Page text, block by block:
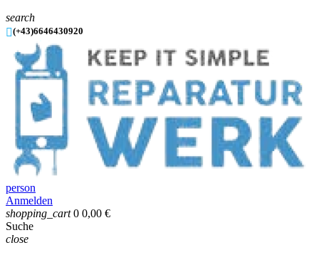
search
(+43)6646430920
person
Anmelden
shopping_cart 0 0,00 €
Suche
close